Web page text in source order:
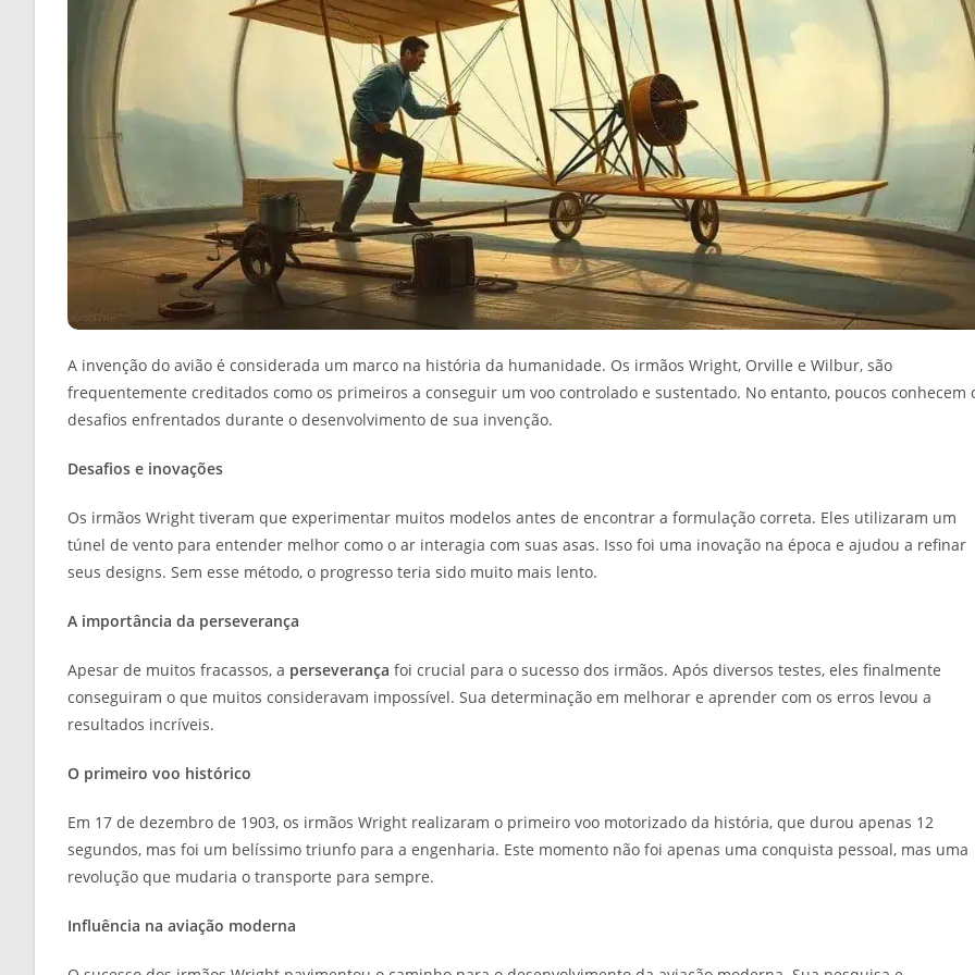
A invenção do avião é considerada um marco na história da humanidade. Os irmãos Wright, Orville e Wilbur, são
frequentemente creditados como os primeiros a conseguir um voo controlado e sustentado. No entanto, poucos conhecem
desafios enfrentados durante o desenvolvimento de sua invenção.
Desafios e inovações
Os irmãos Wright tiveram que experimentar muitos modelos antes de encontrar a formulação correta. Eles utilizaram um
túnel de vento para entender melhor como o ar interagia com suas asas. Isso foi uma inovação na época e ajudou a refinar
seus designs. Sem esse método, o progresso teria sido muito mais lento.
A importância da perseverança
Apesar de muitos fracassos, a perseverança foi crucial para o sucesso dos irmãos. Após diversos testes, eles finalmente
conseguiram o que muitos consideravam impossível. Sua determinação em melhorar e aprender com os erros levou a
resultados incríveis.
O primeiro voo histórico
Em 17 de dezembro de 1903, os irmãos Wright realizaram o primeiro voo motorizado da história, que durou apenas 12
segundos, mas foi um belíssimo triunfo para a engenharia. Este momento não foi apenas uma conquista pessoal, mas uma
revolução que mudaria o transporte para sempre.
Influência na aviação moderna